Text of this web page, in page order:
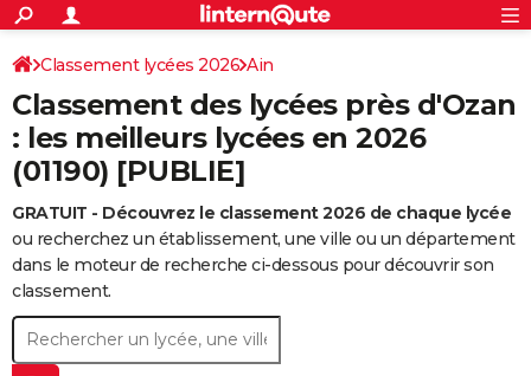
ACTUALITÉS
Politique
Société
Faits Divers
Education
Monde
Villes
+
SPORT
Coupe du monde 2026
Football
Tennis
Cyclisme
Rugby
Forum
CULTURE
Programme TV
TNT
Streaming
Cinéma
Sorties cinéma
Musique
+
FINANCE
Retraite
Impôts
Epargne
Immobilier
Risques naturels par ville
Banque
Assurance
Crédit
AUTO
Essais
Réserver un essai
Citadines
Berlines
SUV
Forum auto
+
HIGH-TECH
BRICOLAGE
Forum
Aménagement intérieur
Extérieur
Cuisine
Salle de bains
Jardinage
Rangement
+WEEK-END
S'inscrire
Connexion
Classement lycées 2026 Ain
Classement des lycées près d'Ozan
: les meilleurs lycées en 2026
(01190) [PUBLIE]
GRATUIT - Découvrez le classement 2026 de chaque lycée
ou recherchez un établissement, une ville ou un département
dans le moteur de recherche ci-dessous pour découvrir son
classement.